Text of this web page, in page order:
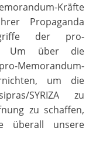
Kräfte
Propaganda
der pro-
Um über die
Memorandum-
um die
SYRIZA zu
zu schaffen,
überall unsere